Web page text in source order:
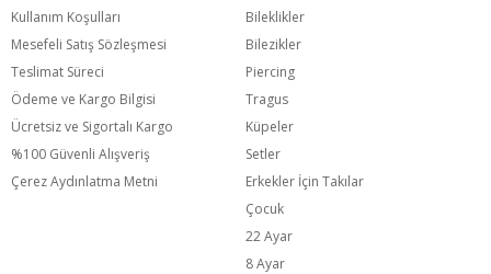
Kullanım Koşulları
Mesefeli Satış Sözleşmesi
Teslimat Süreci
Ödeme ve Kargo Bilgisi
Ücretsiz ve Sigortalı Kargo
%100 Güvenli Alışveriş
Çerez Aydınlatma Metni
Bileklikler
Bilezikler
Piercing
Tragus
Küpeler
Setler
Erkekler İçin Takılar
Çocuk
22 Ayar
8 Ayar